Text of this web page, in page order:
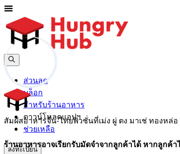
ส่วนลด
บล็อก
สำหรับร้านอาหาร
ดาวน์โหลดแอปฯ
ช่วยเหลือ
ลงทะเบียน
สัมผัสอาหารจีน-ไทยฟิวชั่นที่เม่ง ผู่ ตง มาเช่ ทองหล่
ร้านอาหารอาจเรียกรับมัดจำจากลูกค้าได้ หากลูกค้